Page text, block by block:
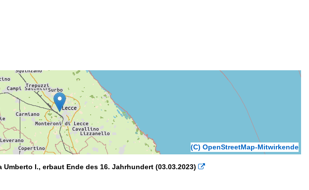
(C) OpenStreetMap-Mitwirkende
I., erbaut Ende des 16. Jahrhundert (03.03.2023) 